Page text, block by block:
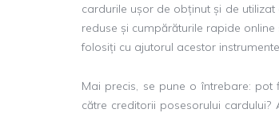
cardurile ușor de obținut și de
reduse și cumpărăturile rapide
folosiți cu ajutorul acestor
Mai precis, se pune o întrebare:
către creditorii posesorului